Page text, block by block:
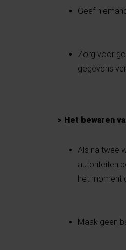
Geef
Zorg voor
gegevens
> Het bewaren
Als na twee
autoriteiten
het moment
Maak geen